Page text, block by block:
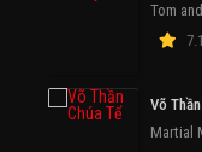
Tom
7.1
Võ
Martial